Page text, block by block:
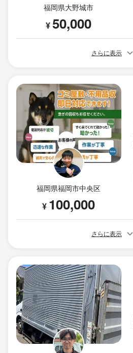
福岡県大野城市
¥50,000
さらに表示
福岡県福岡市中央区
¥ 100,000
さらに表示